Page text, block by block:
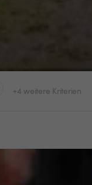
+4 weitere Kriterien